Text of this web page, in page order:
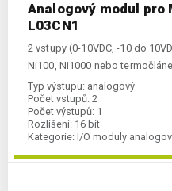
Analogový modul pro
L03CN1
2 vstupy (0-10VDC, -10 do
Ni100, Ni1000 nebo
Typ výstupu: analogový
Počet vstupů: 2
Počet výstupů: 1
Rozlišení: 16 bit
Kategorie: I/O moduly